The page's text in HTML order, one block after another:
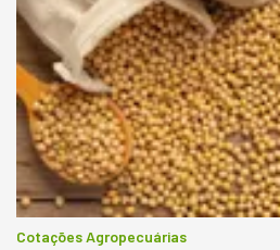
Cotações Agropecuárias